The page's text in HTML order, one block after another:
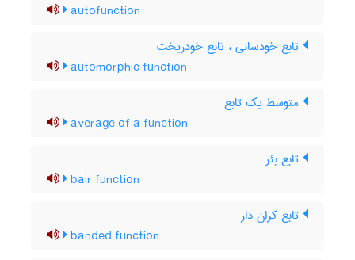
autofunction
تابع خودسانی ، تابع خودریخت
automorphic function
متوسط یک تابع
average of a function
تابع بئر
bair function
تابع کران دار
banded function